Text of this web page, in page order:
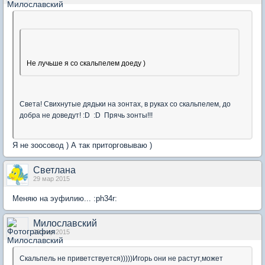
Не лучьше я со скальпелем доеду )
Света! Свихнутые дядьки на зонтах, в руках со скальпелем, до
добра не доведут! :D :D Прячь зонты!!!
Я не зоосовод ) А так приторговываю )
Светлана
29 мар 2015
Меняю на эуфилию... :ph34r:
Милославский
29 мар 2015
Скальпель не приветствуется)))))Игорь они не растут,может